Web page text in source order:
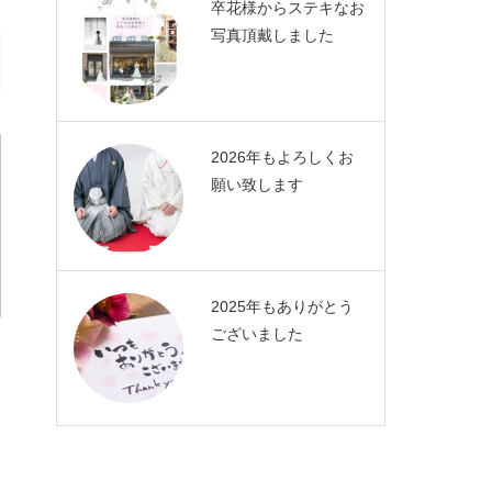
卒花様からステキなお
写真頂戴しました
2026年もよろしくお
願い致します
2025年もありがとう
ございました